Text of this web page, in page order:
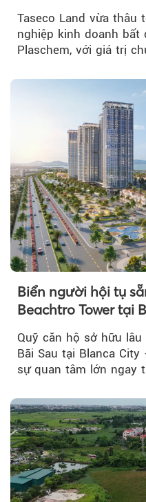
Taseco Land vừa thâu
nghiệp kinh doanh
Plaschem, với giá trị
Biển người hội tụ
Beachtro Tower tại
Quỹ căn hộ sở hữu
Bãi Sau tại Blanca
sự quan tâm lớn ngay